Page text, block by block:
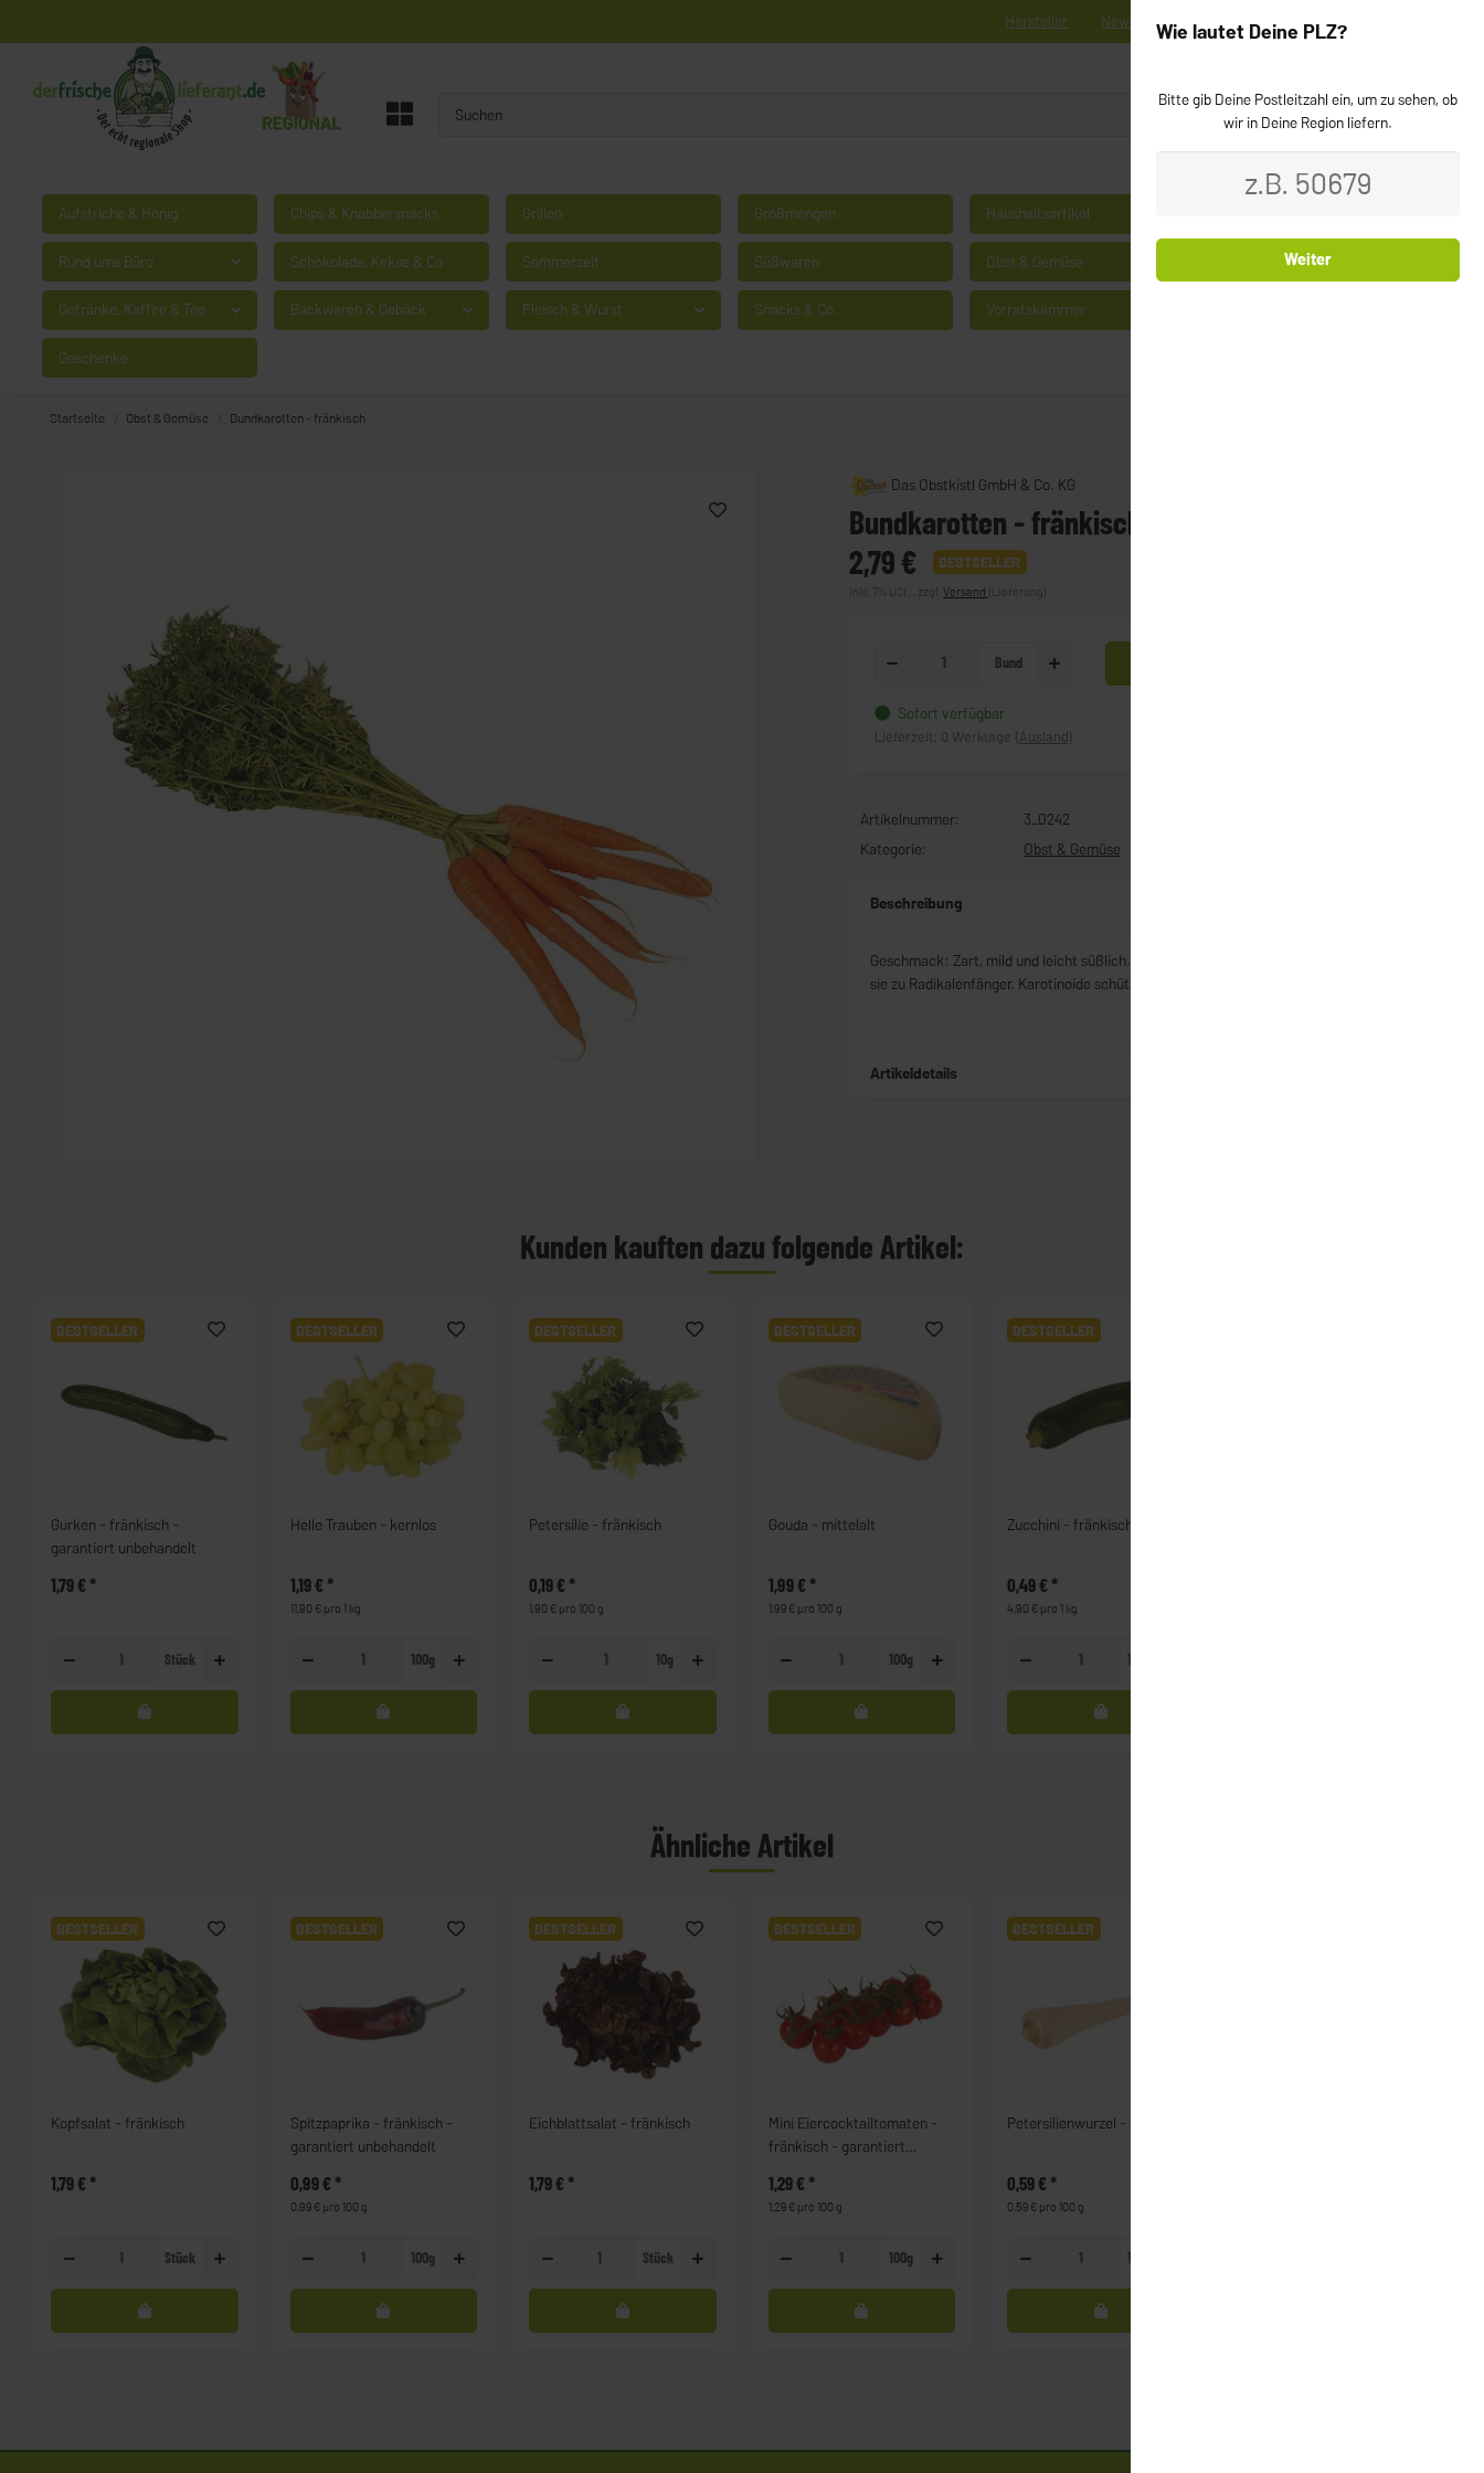
Hersteller News Registrieren Kontakt
0
Aufstriche & Honig Chips & Knabbersnacks Grillen Großmengen Haushaltsartikel
Rund ums Büro Schokolade, Kekse & Co Sommerzeit Süßwaren Obst & Gemüse Milchprodukte & Käse
Getränke, Kaffee & Tee Backwaren & Gebäck Fleisch & Wurst Snacks & Co. Vorratskammer
Geschenke
Startseite Obst & Gemüse Bundkarotten - fränkisch
Das Obstkistl GmbH & Co. KG
Bundkarotten - fränkisch
2,79 €
BESTSELLER
inkl. 7% USt. , zzgl.Versand (Lieferung)
Bund
Sofort verfügbar
Lieferzeit: 0 Werktage (Ausland)
Artikelnummer:
3_0242
Kategorie:
Obst & Gemüse
Beschreibung
Geschmack: Zart, mild und leicht süßlich. Eigenschaften: Vitamine A und C machen
sie zu Radikalenfänger. Karotinoide schützen die Zellen.
Artikeldetails
Kunden kauften dazu folgende Artikel:
BESTSELLER
Gurken - fränkisch -
garantiert unbehandelt
1,79 €*
Stück
BESTSELLER
Helle Trauben - kernlos
1,19 €*
11,90 € pro 1 kg
100g
BESTSELLER
Petersilie - fränkisch
0,19 €*
1,90 € pro 100 g
10g
BESTSELLER
Gouda - mittelalt
1,99 €*
1,99 € pro 100 g
100g
BESTSELLER
Zucchini - fränkisch
0,49 €*
4,90 € pro 1 kg
100g
Ähnliche Artikel
BESTSELLER
Kopfsalat - fränkisch
1,79 €*
Stück
BESTSELLER
Spitzpaprika - fränkisch -
garantiert unbehandelt
0,99 €*
0,99 € pro 100 g
100g
BESTSELLER
Eichblattsalat - fränkisch
1,79 €*
Stück
BESTSELLER
Mini Eiercocktailtomaten -
fränkisch - garantiert
1,29 €*
1,29 € pro 100 g
100g
BESTSELLER
Petersilienwurzel - fränkisch
0,59 €*
0,59 € pro 100 g
100g
Wie lautet Deine PLZ?
Bitte gib Deine Postleitzahl ein, um zu sehen, ob
wir in Deine Region liefern.
Weiter